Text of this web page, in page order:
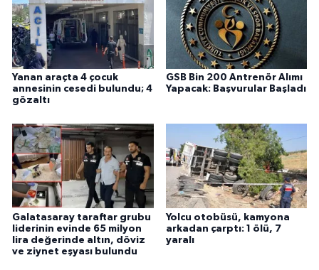
Yanan araçta 4 çocuk
annesinin cesedi bulundu; 4
gözaltı
GSB Bin 200 Antrenör Alımı
Yapacak: Başvurular Başladı
Galatasaray taraftar grubu
liderinin evinde 65 milyon
lira değerinde altın, döviz
ve ziynet eşyası bulundu
Yolcu otobüsü, kamyona
arkadan çarptı: 1 ölü, 7
yaralı